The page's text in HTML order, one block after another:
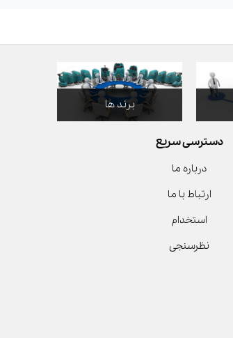
برند ها
دسترسی سریع
درباره ما
ارتباط با ما
استخدام
نظرسنجی